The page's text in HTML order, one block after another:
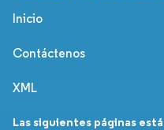
Inicio
Contáctenos
XML
Las siguientes páginas